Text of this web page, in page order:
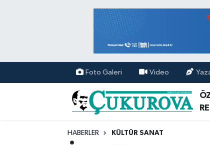
Foto Galeri Video
HABERLER KÜLTÜR SANAT
Mersin Nöbetçi Eczaneler
Mersin Hava Durumu
Mersin Namaz Vakitleri
Mersin Trafik Yoğunluk Haritası
Süper Lig Puan Durumu ve Fikstür